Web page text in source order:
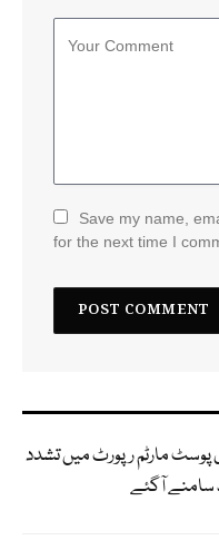
Save my name,
for the next time I
مارٹم رپورٹ میں تشدد
سامنے آگئے